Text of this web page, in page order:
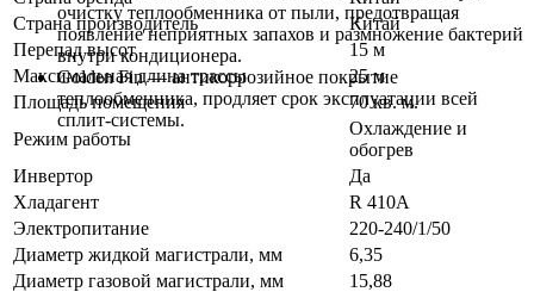
очистку теплообменника от пыли, предотвращая
появление неприятных запахов и размножение бактерий
внутри кондиционера.
Golden Fin — антикоррозийное покрытие
теплообменника, продляет срок эксплуатации всей
сплит-системы.
Страна производитель
Китай
Перепад высот
15 м
Максимальная длина трассы
25 м
Площадь помещения
70 кв. м.
Режим работы
Охлаждение и
обогрев
Инвертор
Да
Хладагент
R 410A
Электропитание
220-240/1/50
Диаметр жидкой магистрали, мм
6,35
Диаметр газовой магистрали, мм
15,88